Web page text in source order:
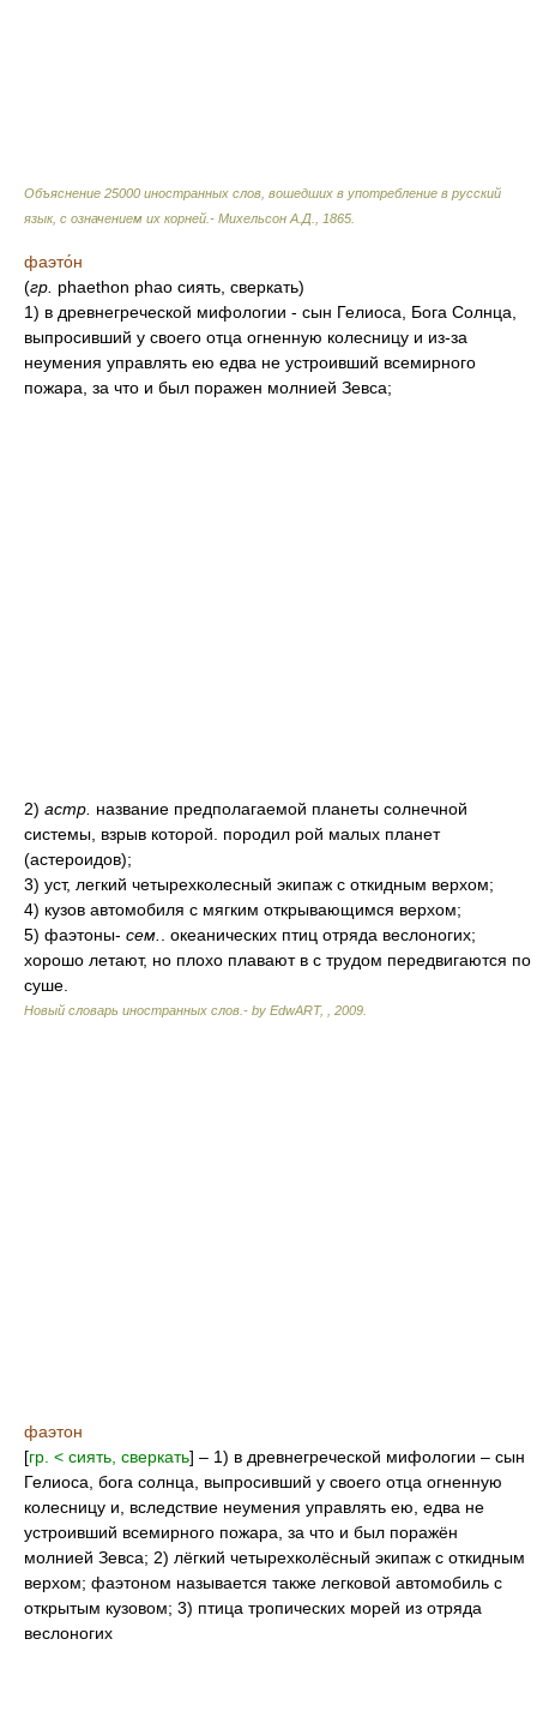
Объяснение 25000 иностранных слов, вошедших в употребление в русский
язык, с означением их корней.- Михельсон А.Д.
1865
фаэто́н
(гр. phaethon phao сиять, сверкать)
1) в древнегреческой мифологии - сын Гелиоса, Бога Солнца,
выпросивший у своего отца огненную колесницу и из-за
неумения управлять ею едва не устроивший всемирного
пожара, за что и был поражен молнией Зевса;
2) астр. название предполагаемой планеты солнечной
системы, взрыв которой. породил рой малых планет
(астероидов);
3) уст, легкий четырехколесный экипаж с откидным верхом;
4) кузов автомобиля с мягким открывающимся верхом;
5) фаэтоны- сем.
. океанических птиц отряда веслоногих;
хорошо летают, но плохо плавают в с трудом передвигаются по
суше.
Новый словарь иностранных слов.- by EdwART, 2009
фаэтон
[гр. < сиять, сверкать] – 1) в древнегреческой мифологии – сын
Гелиоса, бога солнца, выпросивший у своего отца огненную
колесницу и, вследствие неумения управлять ею, едва не
устроивший всемирного пожара, за что и был поражён
молнией Зевса; 2) лёгкий четырехколёсный экипаж с откидным
верхом; фаэтоном называется также легковой автомобиль с
открытым кузовом; 3) птица тропических морей из отряда
веслоногих